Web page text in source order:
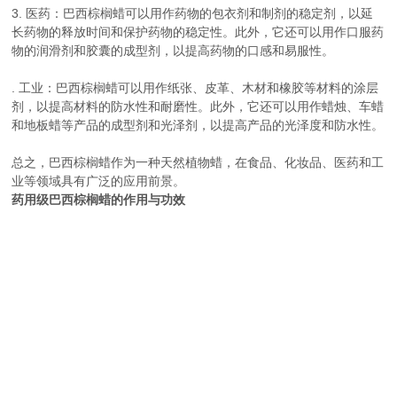
3. 医药：巴西棕榈蜡可以用作药物的包衣剂和制剂的稳定剂，以延
长药物的释放时间和保护药物的稳定性。此外，它还可以用作口服药
物的润滑剂和胶囊的成型剂，以提高药物的口感和易服性。
. 工业：巴西棕榈蜡可以用作纸张、皮革、木材和橡胶等材料的涂层
剂，以提高材料的防水性和耐磨性。此外，它还可以用作蜡烛、车蜡
和地板蜡等产品的成型剂和光泽剂，以提高产品的光泽度和防水性。
总之，巴西棕榈蜡作为一种天然植物蜡，在食品、化妆品、医药和工
业等领域具有广泛的应用前景。
药用级巴西棕榈蜡的作用与功效